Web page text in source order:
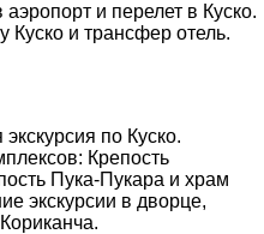
и перелет в Куско.
Куско и трансфер отель.
по Куско.
Крепость
Пука-Пукара и храм
экскурсии в дворце,